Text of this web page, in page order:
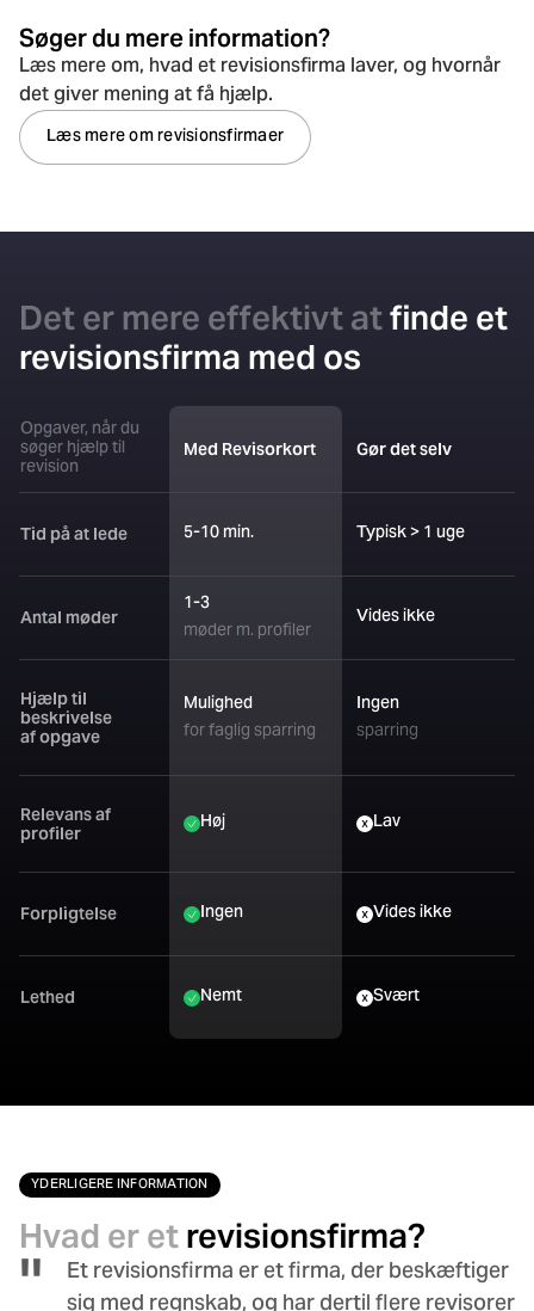
Søger du mere information?
Læs mere om, hvad et revisionsfirma laver, og hvornår
det giver mening at få hjælp.
Læs mere om revisionsfirmaer
Det er mere effektivt atfinde et
revisionsfirma med os
Opgaver, når du
søger hjælp til
revision
Med Revisorkort Gør det selv
Tid på at lede 5-10 min. Typisk > 1 uge
Antal møder 1-3
møder m. profiler Vides ikke
Hjælp til
beskrivelse
af opgave
Mulighed
for faglig sparring
Ingen
sparring
Relevans af
profiler
Høj Lav
Forpligtelse Ingen Vides ikke
Lethed Nemt Svært
YDERLIGERE INFORMATION
Hvad er etrevisionsfirma?
Et revisionsfirma er et firma, der beskæftiger